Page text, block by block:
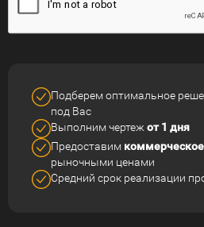
Подберем оптимальное
под Вас
Выполним чертежот 1 дня
Предоставим коммерческое
рыночными ценами
Средний срок реализации